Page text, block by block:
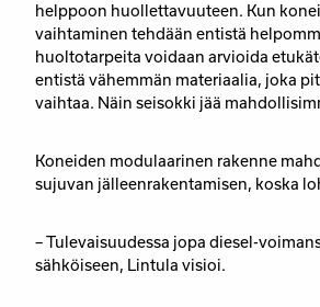
helppoon huollettavuuteen. Kun
vaihtaminen tehdään entistä
huoltotarpeita voidaan arvioida
entistä vähemmän materiaalia, joka
vaihtaa. Näin seisokki jää
Koneiden modulaarinen rakenne
sujuvan jälleenrakentamisen, koska
– Tulevaisuudessa jopa diesel-
sähköiseen, Lintula visioi.